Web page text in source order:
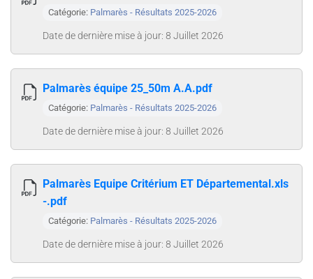
Catégorie: Palmarès - Résultats 2025-2026
Date de dernière mise à jour: 8 Juillet 2026
Palmarès équipe 25_50m A.A.pdf
Catégorie: Palmarès - Résultats 2025-2026
Date de dernière mise à jour: 8 Juillet 2026
Palmarès Equipe Critérium ET Départemental.xls
-.pdf
Catégorie: Palmarès - Résultats 2025-2026
Date de dernière mise à jour: 8 Juillet 2026